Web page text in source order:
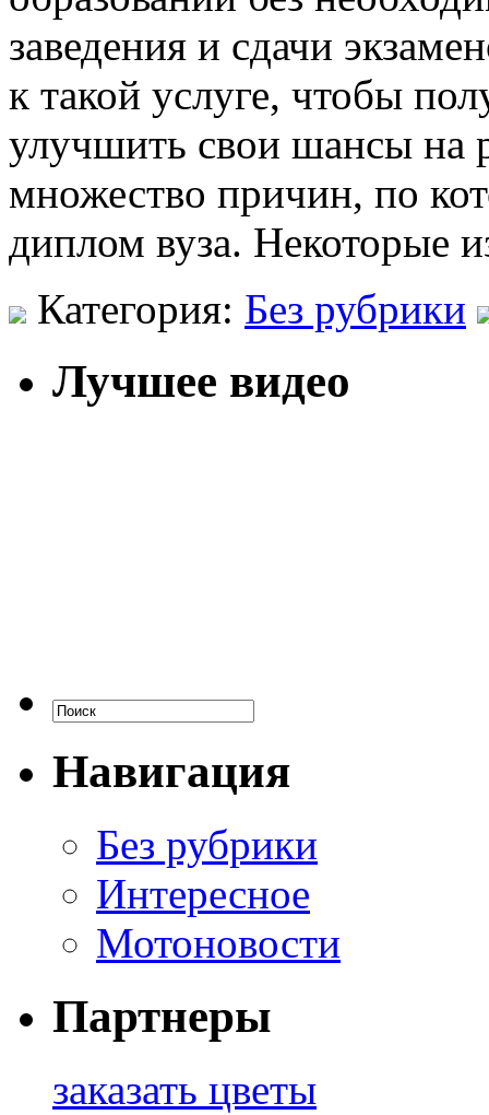
заведения и сдачи
к такой услуге, чтобы
улучшить свои шансы на
множество причин, по
диплом вуза. Некоторые
Категория: Без рубрики
Лучшее видео
Навигация
Без рубрики
Интересное
Мотоновости
Партнеры
заказать цветы